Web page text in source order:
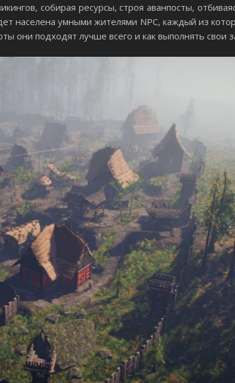
собирая ресурсы, строя аванпосты,
населена умными жителями NPC, каждый из
они подходят лучше всего и как выполнять свои